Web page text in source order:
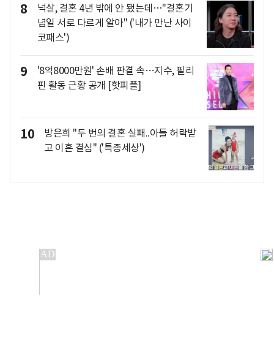
8
넉살, 결혼 4년 밖에 안 됐는데…"결혼기
념일 서로 다르게 알아" ('내가 만난 사이
코패스')
9
'8억8000만원' 손배 판결 속…지수, 필리
핀 활동 근황 공개 [핫피플]
10
방은희 "두 번의 결혼 실패..아들 허락받
고 이혼 결심" ('특종세상')